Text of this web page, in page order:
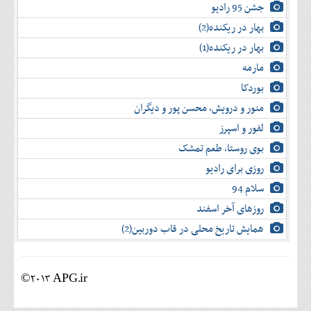
جشن 95 رادیو
بهار در ریکنده(2)
بهار در ریکنده(1)
مارمه
بوردکا
منور و درویش، محسن پور و دیگران
لفور و اسپرز
بوی روستا، طعم تمشک
روزی برای رادیو
سلام 94
روزهای آخر اسفند
همایش تاریخ محلی در قاب دوربین(2)
©2013 APG.ir